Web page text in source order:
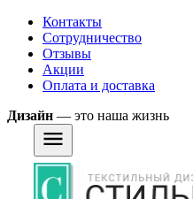
Контакты
Сотрудничество
Отзывы
Акции
Оплата и доставка
Дизайн — это наша жизнь